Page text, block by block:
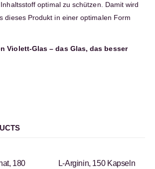
optimal zu schützen. Damit wird
dieses Produkt in einer optimalen Form
Violett-Glas – das Glas, das besser
180
L-Arginin, 150 Kapseln